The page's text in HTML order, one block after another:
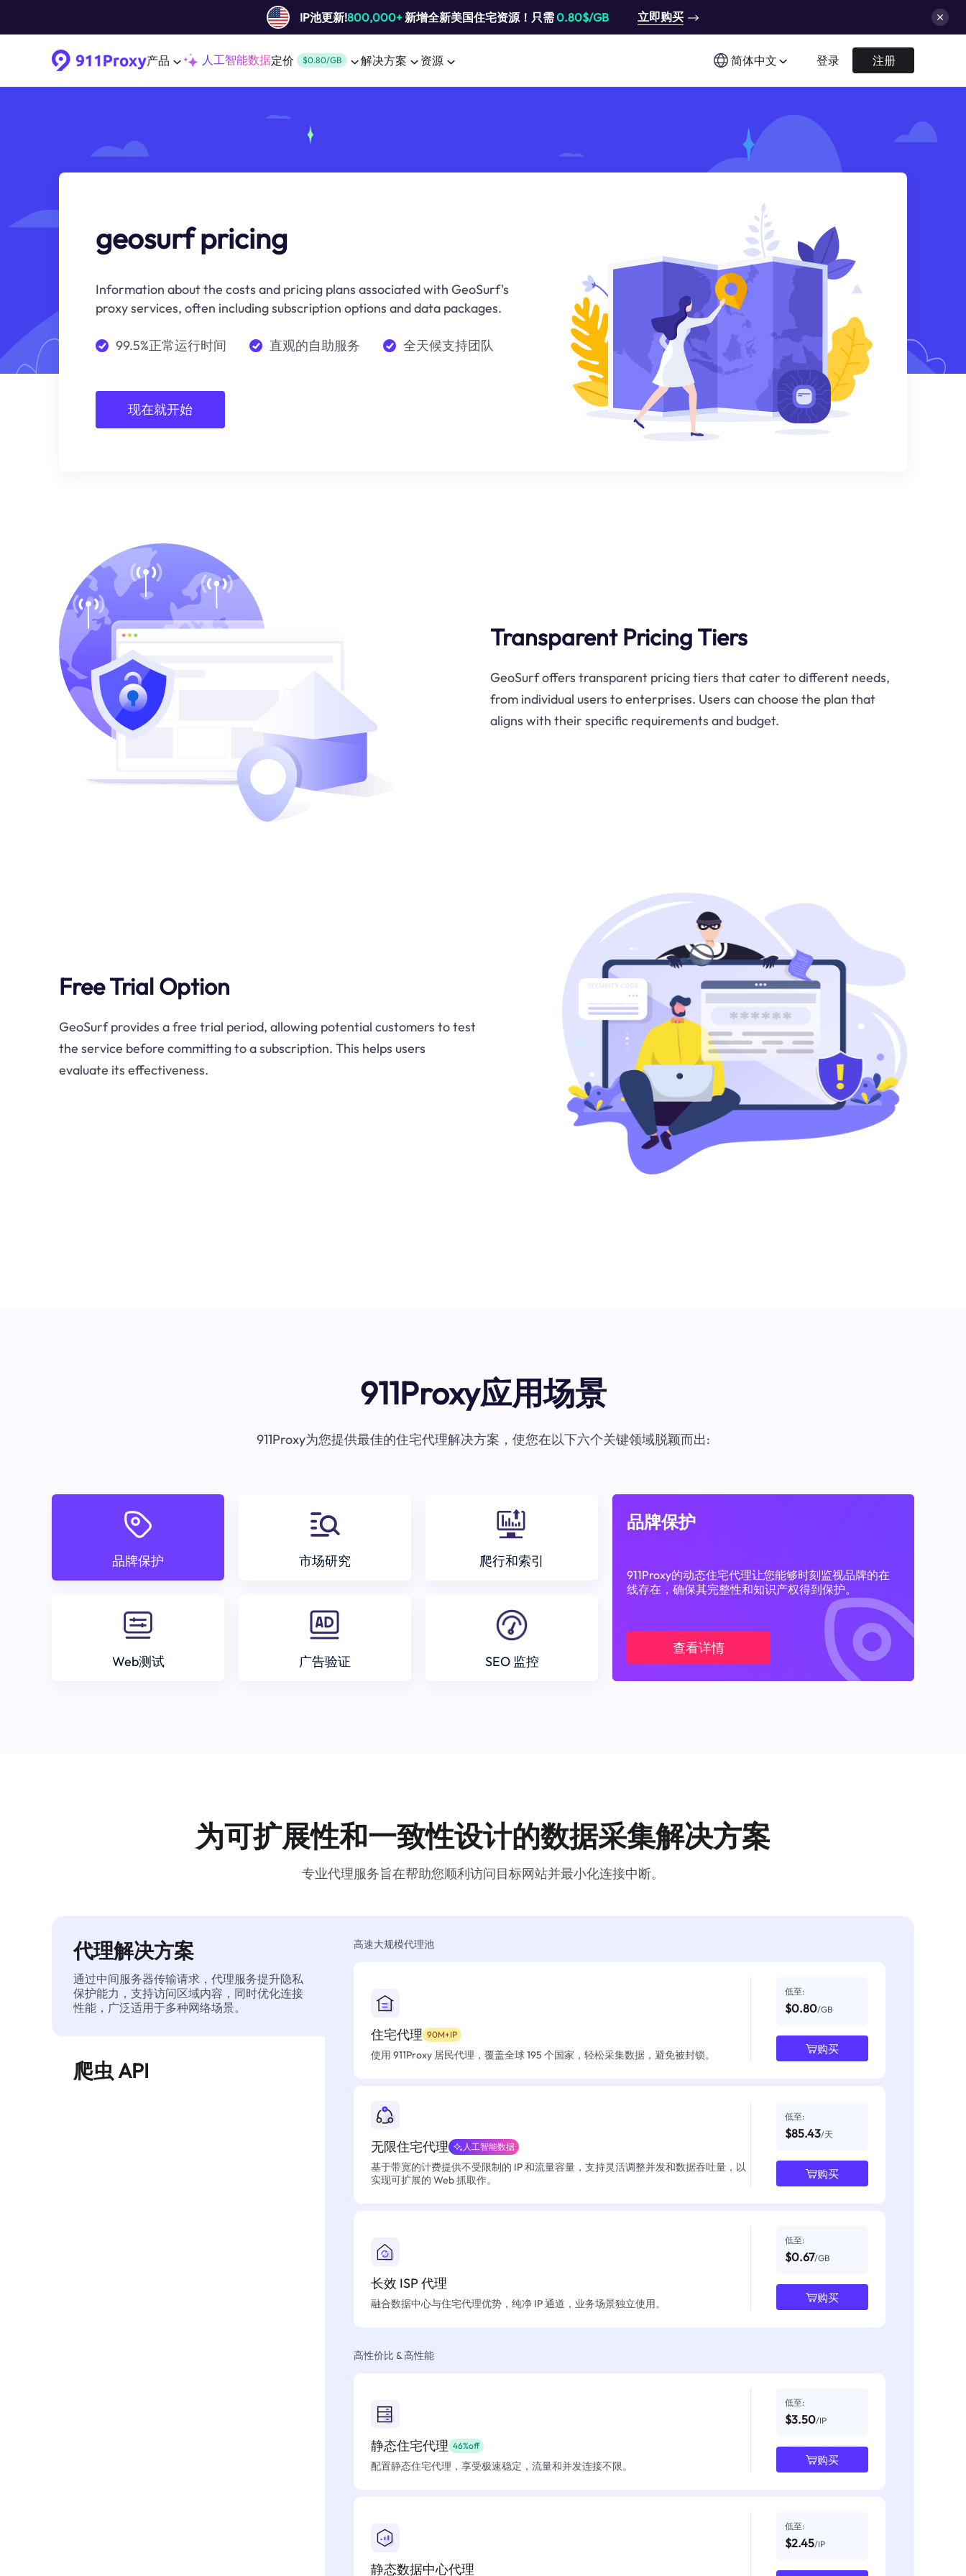
IP池更新!800,000+新增全新美国住宅资源！只需0.80$/GB 立即购买
产品 人工智能数据定价 $0.80/GB 解决方案 资源 简体中文 登录 注册
geosurf pricing
Information about the costs and pricing plans associated with GeoSurf's
proxy services, often including subscription options and data packages.
99.5%正常运行时间 直观的自助服务 全天候支持团队
现在就开始
Transparent Pricing Tiers
GeoSurf offers transparent pricing tiers that cater to different needs,
from individual users to enterprises. Users can choose the plan that
aligns with their specific requirements and budget.
Free Trial Option
GeoSurf provides a free trial period, allowing potential customers to test
the service before committing to a subscription. This helps users
evaluate its effectiveness.
911Proxy应用场景
911Proxy为您提供最佳的住宅代理解决方案，使您在以下六个关键领域脱颖而出:
品牌保护 市场研究 爬行和索引
Web测试 广告验证 SEO 监控
品牌保护
911Proxy的动态住宅代理让您能够时刻监视品牌的在
线存在，确保其完整性和知识产权得到保护。
查看详情
为可扩展性和一致性设计的数据采集解决方案
专业代理服务旨在帮助您顺利访问目标网站并最小化连接中断。
代理解决方案
通过中间服务器传输请求，代理服务提升隐私
保护能力，支持访问区域内容，同时优化连接
性能，广泛适用于多种网络场景。
爬虫 API
高速大规模代理池
住宅代理 90M+IP
使用 911Proxy 居民代理，覆盖全球 195 个国家，轻松采集数据，避免被封锁。
低至:
$0.80/GB
购买
无限住宅代理 人工智能数据
基于带宽的计费提供不受限制的 IP 和流量容量，支持灵活调整并发和数据吞吐量，以
实现可扩展的 Web 抓取作。
低至:
$85.43/天
购买
长效 ISP 代理
融合数据中心与住宅代理优势，纯净 IP 通道，业务场景独立使用。
低至:
$0.67/GB
购买
高性价比 & 高性能
静态住宅代理 46%off
配置静态住宅代理，享受极速稳定，流量和并发连接不限。
低至:
$3.50/IP
购买
静态数据中心代理
低至:
$2.45/IP